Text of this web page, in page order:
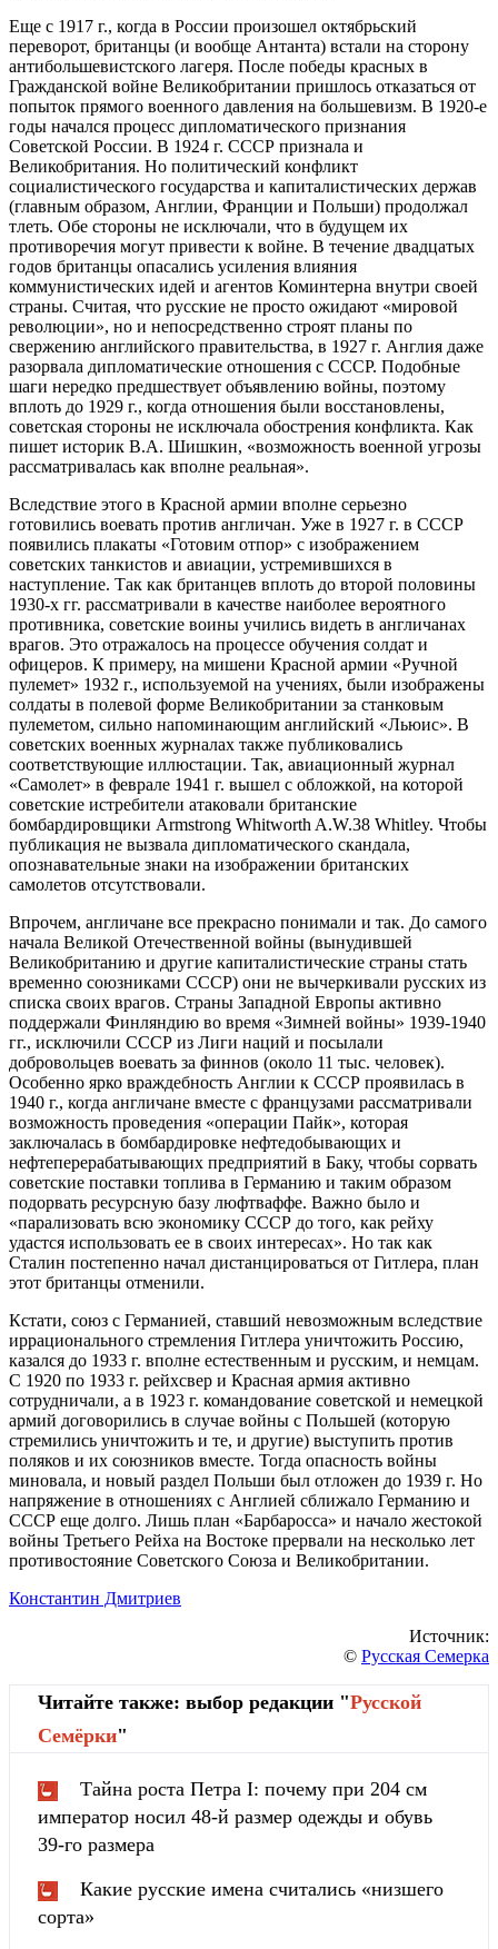
Еще с 1917 г., когда в России произошел октябрьский
переворот, британцы (и вообще Антанта) встали на сторону
антибольшевистского лагеря. После победы красных в
Гражданской войне Великобритании пришлось отказаться от
попыток прямого военного давления на большевизм. В 1920-е
годы начался процесс дипломатического признания
Советской России. В 1924 г. СССР признала и
Великобритания. Но политический конфликт
социалистического государства и капиталистических держав
(главным образом, Англии, Франции и Польши) продолжал
тлеть. Обе стороны не исключали, что в будущем их
противоречия могут привести к войне. В течение двадцатых
годов британцы опасались усиления влияния
коммунистических идей и агентов Коминтерна внутри своей
страны. Считая, что русские не просто ожидают «мировой
революции», но и непосредственно строят планы по
свержению английского правительства, в 1927 г. Англия даже
разорвала дипломатические отношения с СССР. Подобные
шаги нередко предшествует объявлению войны, поэтому
вплоть до 1929 г., когда отношения были восстановлены,
советская стороны не исключала обострения конфликта. Как
пишет историк В.А. Шишкин, «возможность военной угрозы
рассматривалась как вполне реальная».
Вследствие этого в Красной армии вполне серьезно
готовились воевать против англичан. Уже в 1927 г. в СССР
появились плакаты «Готовим отпор» с изображением
советских танкистов и авиации, устремившихся в
наступление. Так как британцев вплоть до второй половины
1930-х гг. рассматривали в качестве наиболее вероятного
противника, советские воины учились видеть в англичанах
врагов. Это отражалось на процессе обучения солдат и
офицеров. К примеру, на мишени Красной армии «Ручной
пулемет» 1932 г., используемой на учениях, были изображены
солдаты в полевой форме Великобритании за станковым
пулеметом, сильно напоминающим английский «Льюис». В
советских военных журналах также публиковались
соответствующие иллюстации. Так, авиационный журнал
«Самолет» в феврале 1941 г. вышел с обложкой, на которой
советские истребители атаковали британские
бомбардировщики Armstrong Whitworth A.W.38 Whitley. Чтобы
публикация не вызвала дипломатического скандала,
опознавательные знаки на изображении британских
самолетов отсутствовали.
Впрочем, англичане все прекрасно понимали и так. До самого
начала Великой Отечественной войны (вынудившей
Великобританию и другие капиталистические страны стать
временно союзниками СССР) они не вычеркивали русских из
списка своих врагов. Страны Западной Европы активно
поддержали Финляндию во время «Зимней войны» 1939-1940
гг., исключили СССР из Лиги наций и посылали
добровольцев воевать за финнов (около 11 тыс. человек).
Особенно ярко враждебность Англии к СССР проявилась в
1940 г., когда англичане вместе с французами рассматривали
возможность проведения «операции Пайк», которая
заключалась в бомбардировке нефтедобывающих и
нефтеперерабатывающих предприятий в Баку, чтобы сорвать
советские поставки топлива в Германию и таким образом
подорвать ресурсную базу люфтваффе. Важно было и
«парализовать всю экономику СССР до того, как рейху
удастся использовать ее в своих интересах». Но так как
Сталин постепенно начал дистанцироваться от Гитлера, план
этот британцы отменили.
Кстати, союз с Германией, ставший невозможным вследствие
иррационального стремления Гитлера уничтожить Россию,
казался до 1933 г. вполне естественным и русским, и немцам.
С 1920 по 1933 г. рейхсвер и Красная армия активно
сотрудничали, а в 1923 г. командование советской и немецкой
армий договорились в случае войны с Польшей (которую
стремились уничтожить и те, и другие) выступить против
поляков и их союзников вместе. Тогда опасность войны
миновала, и новый раздел Польши был отложен до 1939 г. Но
напряжение в отношениях с Англией сближало Германию и
СССР еще долго. Лишь план «Барбаросса» и начало жестокой
войны Третьего Рейха на Востоке прервали на несколько лет
противостояние Советского Союза и Великобритании.
Константин Дмитриев
Источник:
© Русская Семерка
Читайте также: выбор редакции "Русской
Cемёрки"
Тайна роста Петра I: почему при 204 см
император носил 48-й размер одежды и обувь
39-го размера
Какие русские имена считались «низшего
сорта»